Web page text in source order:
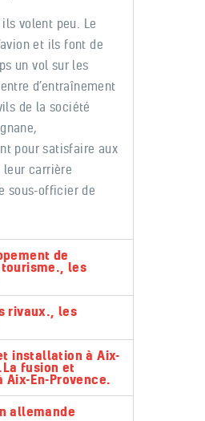
volent peu. Le
et ils font de
un vol sur les
d’entraînement
de la société
pour satisfaire aux
carrière
sous-officier de
de
les
rivaux., les
installation à Aix-
fusion et
En-Provence.
allemande